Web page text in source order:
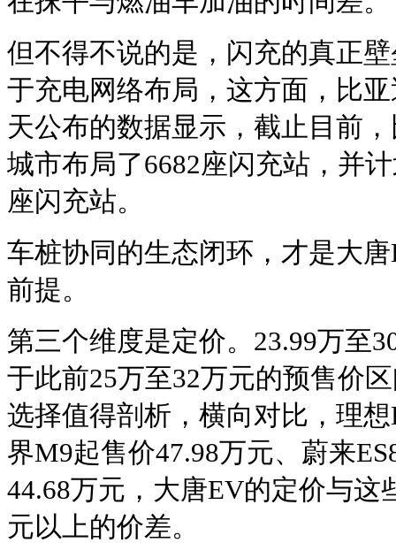
但不得不说的是，闪充的真正
于充电网络布局，这方面，比
天公布的数据显示，截止目前
城市布局了6682座闪充站，并
座闪充站。
车桩协同的生态闭环，才是大
前提。
第三个维度是定价。23.99万至
于此前25万至32万元的预售价
选择值得剖析，横向对比，理
界M9起售价47.98万元、蔚来
44.68万元，大唐EV的定价与这
元以上的价差。